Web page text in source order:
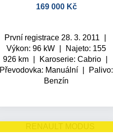
169 000 Kč
První registrace 28. 3. 2011
Výkon: 96 kW
Najeto: 155
926 km
Karoserie: Cabrio
Převodovka: Manuální
Palivo:
Benzín